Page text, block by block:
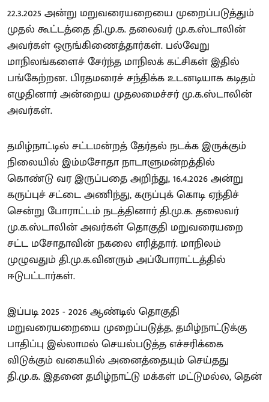
22.3.2025 அன்று மறுவரையறையை முறைப்படுத்தும்
முதல் கூட்டத்தை தி.மு.க. தலைவர் மு.க.ஸ்டாலின்
அவர்கள் ஒருங்கிணைத்தார்கள். பல்வேறு
மாநிலங்களைச் சேர்ந்த மாநிலக் கட்சிகள் இதில்
பங்கேற்றன. பிரதமரைச் சந்திக்க உடனடியாக கடிதம்
எழுதினார் அன்றைய முதலமைச்சர் மு.க.ஸ்டாலின்
அவர்கள்.
தமிழ்நாட்டில் சட்டமன்றத் தேர்தல் நடக்க இருக்கும்
நிலையில் இம்மசோதா நாடாளுமன்றத்தில்
கொண்டு வர இருப்பதை அறிந்து, 16.4.2026 அன்று
கருப்புச் சட்டை அணிந்து, கருப்புக் கொடி ஏந்திச்
சென்று போராட்டம் நடத்தினார் தி.மு.க. தலைவர்
மு.க.ஸ்டாலின் அவர்கள் தொகுதி மறுவரையறை
சட்ட மசோதாவின் நகலை எரித்தார். மாநிலம்
முழுவதும் தி.மு.க.வினரும் அப்போராட்டத்தில்
ஈடுபட்டார்கள்.
இப்படி 2025 - 2026 ஆண்டில் தொகுதி
மறுவரையறையை முறைப்படுத்த, தமிழ்நாட்டுக்கு
பாதிப்பு இல்லாமல் செயல்படுத்த எச்சரிக்கை
விடுக்கும் வகையில் அனைத்தையும் செய்தது
தி.மு.க. இதனை தமிழ்நாட்டு மக்கள் மட்டுமல்ல, தென்